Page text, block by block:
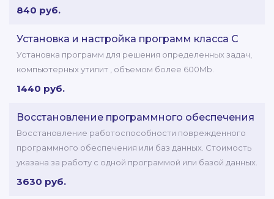
840 руб.
Установка и настройка программ класса C
Установка программ для решения определенных задач,
компьютерных утилит , объемом более 600Mb.
1440 руб.
Восстановление программного обеспечения
Восстановление работоспособности поврежденного
программного обеспечения или баз данных. Стоимость
указана за работу с одной программой или базой данных.
3630 руб.